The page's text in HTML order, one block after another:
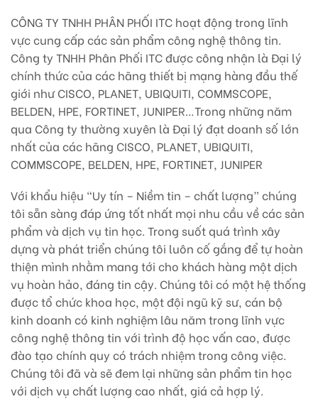
CÔNG TY TNHH PHÂN PHỐI ITC hoạt động trong lĩnh
vực cung cấp các sản phẩm công nghệ thông tin.
Công ty TNHH Phân Phối ITC được công nhận là Đại lý
chính thức của các hãng thiết bị mạng hàng đầu thế
giới như CISCO, PLANET, UBIQUITI, COMMSCOPE,
BELDEN, HPE, FORTINET, JUNIPER…Trong những năm
qua Công ty thường xuyên là Đại lý đạt doanh số lớn
nhất của các hãng CISCO, PLANET, UBIQUITI,
COMMSCOPE, BELDEN, HPE, FORTINET, JUNIPER
Với khẩu hiệu “Uy tín – Niềm tin – chất lượng” chúng
tôi sẵn sàng đáp ứng tốt nhất mọi nhu cầu về các sản
phẩm và dịch vụ tin học. Trong suốt quá trình xây
dựng và phát triển chúng tôi luôn cố gắng để tự hoàn
thiện mình nhằm mang tới cho khách hàng một dịch
vụ hoàn hảo, đáng tin cậy. Chúng tôi có một hệ thống
được tổ chức khoa học, một đội ngũ kỹ sư, cán bộ
kinh doanh có kinh nghiệm lâu năm trong lĩnh vực
công nghệ thông tin với trình độ học vấn cao, được
đào tạo chính quy có trách nhiệm trong công việc.
Chúng tôi đã và sẽ đem lại những sản phẩm tin học
với dịch vụ chất lượng cao nhất, giá cả hợp lý.